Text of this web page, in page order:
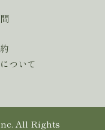
ついて
All Rights